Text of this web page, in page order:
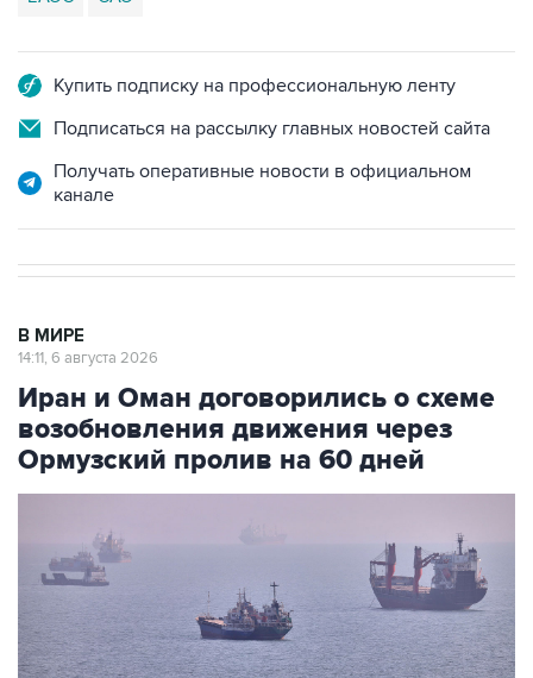
Купить подписку на профессиональную ленту
Подписаться на рассылку главных новостей сайта
Получать оперативные новости в официальном
канале
В МИРЕ
14:11, 6 августа 2026
Иран и Оман договорились о схеме
возобновления движения через
Ормузский пролив на 60 дней